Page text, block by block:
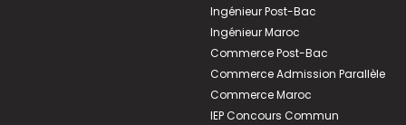
Ingénieur Post-Bac
Ingénieur Maroc
Commerce Post-Bac
Commerce Admission Parallèle
Commerce Maroc
IEP Concours Commun